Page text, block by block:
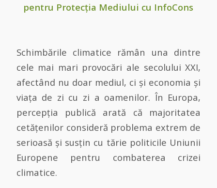
pentru Protecția Mediului cu InfoCons
Schimbările climatice rămân una dintre
cele mai mari provocări ale secolului XXI,
afectând nu doar mediul, ci și economia și
viața de zi cu zi a oamenilor. În Europa,
percepția publică arată că majoritatea
cetățenilor consideră problema extrem de
serioasă și susțin cu tărie politicile Uniunii
Europene pentru combaterea crizei
climatice.